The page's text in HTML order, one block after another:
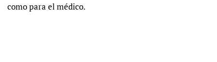
como para el médico.